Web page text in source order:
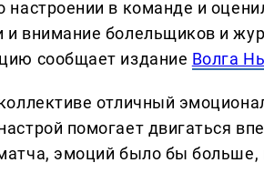
настроении в команде и
и внимание болельщиков и
сообщает издание Волга
отличный
помогает двигаться
эмоций было бы больше,